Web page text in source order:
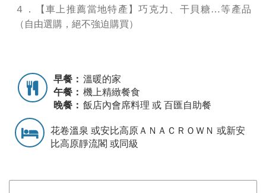
４．【車上推薦當地特產】巧克力、干貝糖…等產品
（自由選購，絕不強迫購買）
早餐： 溫暖的家
午餐： 機上精緻餐食
晚餐： 飯店內會席料理 或 百匯自助餐
花卷溫泉 或安比高原ＡＮＡＣＲＯＷＮ 或新安
比高原靜流閣 或同級